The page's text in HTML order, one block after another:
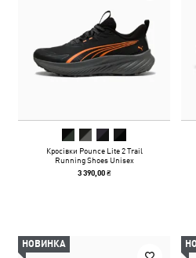
Кросівки Pounce Lite 2 Trail
Running Shoes Unisex
3 390,00 ₴
НОВИНКА